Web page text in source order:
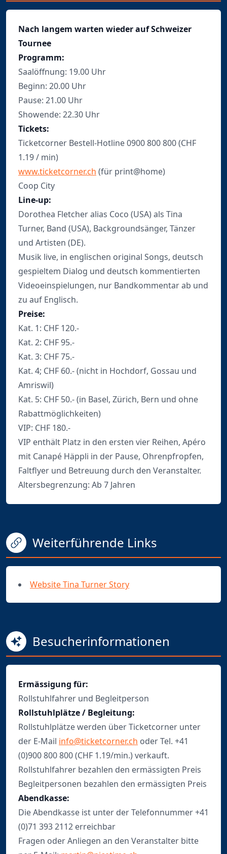
Nach langem warten wieder auf Schweizer
Tournee
Programm:
Saalöffnung: 19.00 Uhr
Beginn: 20.00 Uhr
Pause: 21.00 Uhr
Showende: 22.30 Uhr
Tickets:
Ticketcorner Bestell-Hotline 0900 800 800 (CHF
1.19 / min)
www.ticketcorner.ch (für print@home)
Coop City
Line-up:
Dorothea Fletcher alias Coco (USA) als Tina
Turner, Band (USA), Backgroundsänger, Tänzer
und Artisten (DE).
Musik live, in englischen original Songs, deutsch
gespieltem Dialog und deutsch kommentierten
Videoeinspielungen, nur Bandkommentar ab und
zu auf Englisch.
Preise:
Kat. 1: CHF 120.-
Kat. 2: CHF 95.-
Kat. 3: CHF 75.-
Kat. 4; CHF 60.- (nicht in Hochdorf, Gossau und
Amriswil)
Kat. 5: CHF 50.- (in Basel, Zürich, Bern und ohne
Rabattmöglichkeiten)
VIP: CHF 180.-
VIP enthält Platz in den ersten vier Reihen, Apéro
mit Canapé Häppli in der Pause, Ohrenpfropfen,
Faltflyer und Betreuung durch den Veranstalter.
Altersbegrenzung: Ab 7 Jahren
Weiterführende Links
Website Tina Turner Story
Besucherinformationen
Ermässigung für:
Rollstuhlfahrer und Begleitperson
Rollstuhlplätze / Begleitung:
Rollstuhlplätze werden über Ticketcorner unter
der E-Mail info@ticketcorner.ch oder Tel. +41
(0)900 800 800 (CHF 1.19/min.) verkauft.
Rollstuhlfahrer bezahlen den ermässigten Preis
Begleitpersonen bezahlen den ermässigten Preis
Abendkasse:
Die Abendkasse ist unter der Telefonnummer +41
(0)71 393 2112 erreichbar
Fragen oder Anliegen an den Veranstalter bitte